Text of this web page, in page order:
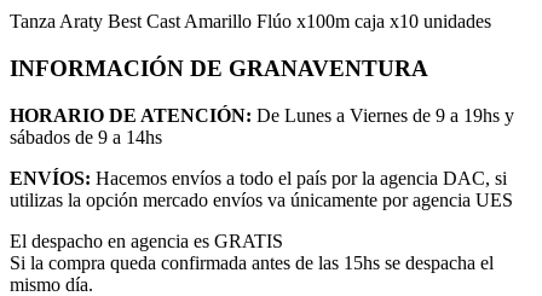
Tanza Araty Best Cast Amarillo Flúo x100m caja x10 unidades
INFORMACIÓN DE GRANAVENTURA
HORARIO DE ATENCIÓN: De Lunes a Viernes de 9 a 19hs y
sábados de 9 a 14hs
ENVÍOS: Hacemos envíos a todo el país por la agencia DAC, si
utilizas la opción mercado envíos va únicamente por agencia UES
El despacho en agencia es GRATIS
Si la compra queda confirmada antes de las 15hs se despacha el
mismo día.